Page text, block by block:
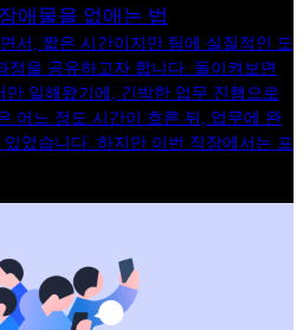
애물을 없애는 법
서, 짧은 시간이지만 팀에 실질적인 도
정을 공유하고자 합니다. 돌이켜보면
일해왔기에, 긴박한 업무 진행으로
어느 정도 시간이 흐른 뒤, 업무에 완
었습니다. 하지만 이번 직장에서는 프